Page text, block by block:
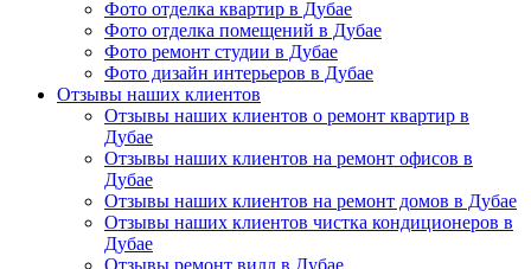
Фото отделка квартир в Дубае
Фото отделка помещений в Дубае
Фото ремонт студии в Дубае
Фото дизайн интерьеров в Дубае
Отзывы наших клиентов
Отзывы наших клиентов о ремонт квартир в
Дубае
Отзывы наших клиентов на ремонт офисов в
Дубае
Отзывы наших клиентов на ремонт домов в Дубае
Отзывы наших клиентов чистка кондиционеров в
Дубае